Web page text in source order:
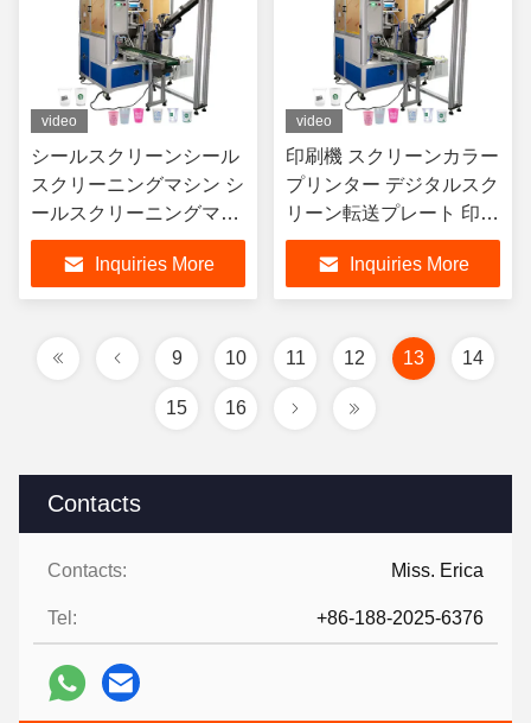
Contacts
Contacts: Miss. Erica
Tel: +86-188-2025-6376
video
シールスクリーンシール
スクリーニングマシン シ
ールスクリーニングマシ
ン シールスクリーン印刷
スクリーニング印刷 カー
ドボードカップの機械
Inquiries More
video
印刷機 スクリーンカラー
プリンター デジタルスク
リーン転送プレート 印刷
機 スクリーンプリントピ
ストン
Inquiries More
9 10 11 12 13 14
15 16